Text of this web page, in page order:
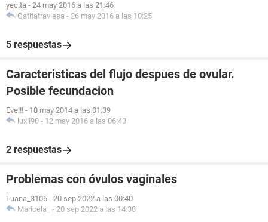
yecita - 24 may 2016 a las 21:46
Gatitatraviesa - 26 may 2016 a las 10:25
5 respuestas
Caracteristicas del flujo despues de ovular.
Posible fecundacion
Eve!!! - 18 may 2014 a las 01:39
luxli90 - 12 may 2016 a las 06:43
2 respuestas
Problemas con óvulos vaginales
Luana_3106 - 20 sep 2022 a las 00:40
Maricela_
- 20 sep 2022 a las 14:38